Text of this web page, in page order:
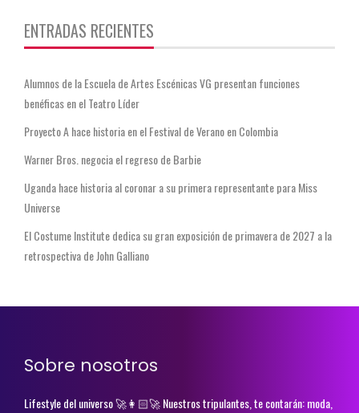
ENTRADAS RECIENTES
Alumnos de la Escuela de Artes Escénicas VG presentan funciones
benéficas en el Teatro Líder
Proyecto A hace historia en el Festival de Verano en Colombia
Warner Bros. negocia el regreso de Barbie
Uganda hace historia al coronar a su primera representante para Miss
Universe
El Costume Institute dedica su gran exposición de primavera de 2027 a la
retrospectiva de John Galliano
Sobre nosotros
Lifestyle del universo 🚀👩🏻‍🚀 Nuestros tripulantes, te contarán: moda,